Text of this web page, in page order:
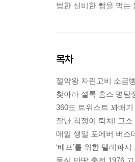
법한 신비한 빵을 먹는
목차
절약왕 자린고비 소금
찾아라 셜록 홈스 명탐
360도 트위스트 꽈배기
잘난 척쟁이 퇴치! 고
매일 생일 포에버 버스
‘베프’를 위한 텔레파
동심 만땅 충전 1976 고